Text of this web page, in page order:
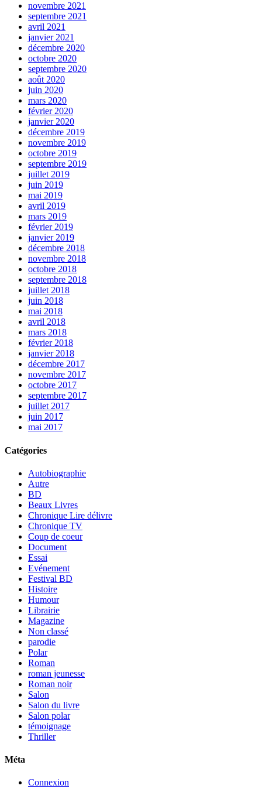
novembre 2021
septembre 2021
avril 2021
janvier 2021
décembre 2020
octobre 2020
septembre 2020
août 2020
juin 2020
mars 2020
février 2020
janvier 2020
décembre 2019
novembre 2019
octobre 2019
septembre 2019
juillet 2019
juin 2019
mai 2019
avril 2019
mars 2019
février 2019
janvier 2019
décembre 2018
novembre 2018
octobre 2018
septembre 2018
juillet 2018
juin 2018
mai 2018
avril 2018
mars 2018
février 2018
janvier 2018
décembre 2017
novembre 2017
octobre 2017
septembre 2017
juillet 2017
juin 2017
mai 2017
Catégories
Autobiographie
Autre
BD
Beaux Livres
Chronique Lire délivre
Chronique TV
Coup de coeur
Document
Essai
Evénement
Festival BD
Histoire
Humour
Librairie
Magazine
Non classé
parodie
Polar
Roman
roman jeunesse
Roman noir
Salon
Salon du livre
Salon polar
témoignage
Thriller
Méta
Connexion